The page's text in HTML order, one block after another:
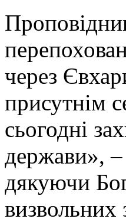
через
присутнім
сьогодні
держави»,
дякуючи
визвольних